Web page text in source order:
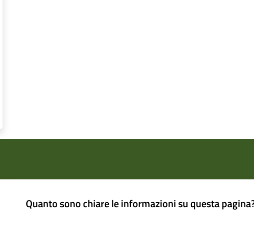
Quanto sono chiare le informazioni su questa